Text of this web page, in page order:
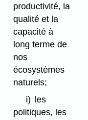
productivité, la
qualité et la
capacité à
long terme de
nos
écosystèmes
naturels;
i) les
politiques, les